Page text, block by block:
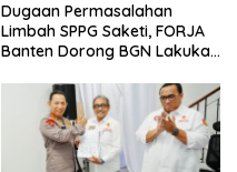
Dugaan Permasalahan
Limbah SPPG Saketi, FORJA
Banten Dorong BGN Lakukan